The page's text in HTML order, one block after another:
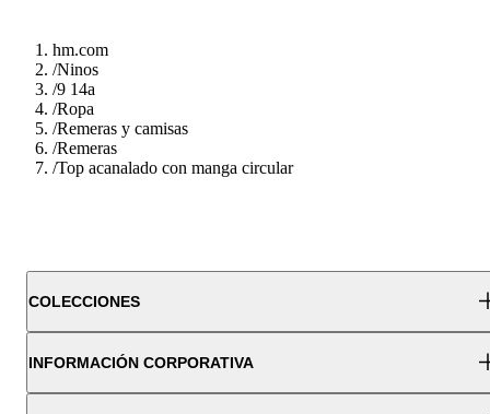
hm.com
/Ninos
/9 14a
/Ropa
/Remeras y camisas
/Remeras
/Top acanalado con manga circular
COLECCIONES
INFORMACIÓN CORPORATIVA